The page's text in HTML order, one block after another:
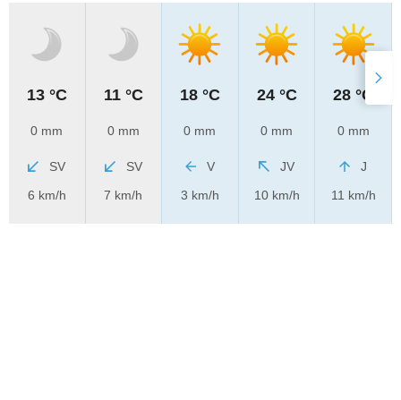
13 °C
0 mm
SV
6 km/h
11 °C
0 mm
SV
7 km/h
18 °C
0 mm
V
3 km/h
24 °C
0 mm
JV
10 km/h
28 °C
0 mm
J
11 km/h